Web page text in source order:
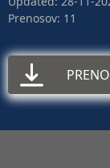
Prenosov: 11